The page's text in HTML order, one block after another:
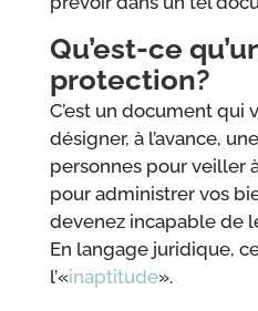
Qu’est-ce
protection?
C’est un document qui
désigner, à l’avance,
personnes pour veiller
pour administrer vos
devenez incapable de
En langage juridique,
l’«inaptitude».